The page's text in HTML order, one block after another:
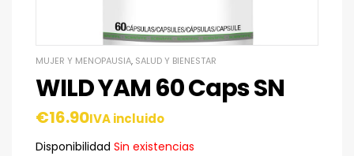
MUJER Y MENOPAUSIA, SALUD Y BIENESTAR
WILD YAM 60 Caps SN
€16.90IVA incluido
Disponibilidad Sin existencias